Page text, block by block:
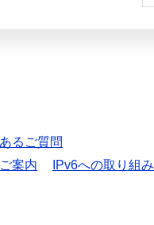
るご質問
案内
IPv6への取り組み